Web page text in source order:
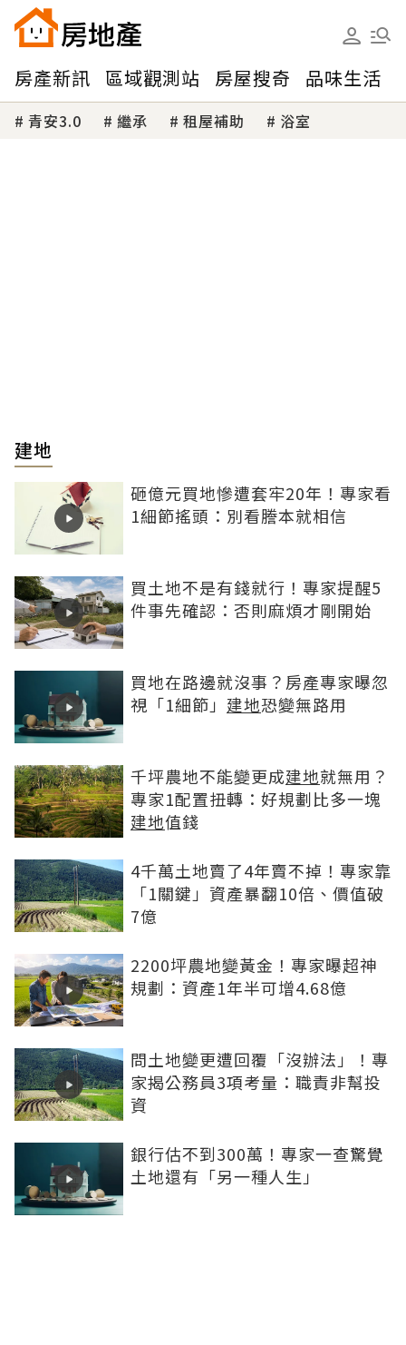
房產新訊 區域觀測站 房屋搜奇 品味生活
青安3.0 繼承 租屋補助 浴室
建地
砸億元買地慘遭套牢20年！專家看
1細節搖頭：別看謄本就相信
買土地不是有錢就行！專家提醒5
件事先確認：否則麻煩才剛開始
買地在路邊就沒事？房產專家曝忽
視「1細節」 建地恐變無路用
千坪農地不能變更成建地就無用？
專家1配置扭轉：好規劃比多一塊
建地值錢
4千萬土地賣了4年賣不掉！專家靠
「1關鍵」資產暴翻10倍、價值破
7億
2200坪農地變黃金！專家曝超神
規劃：資產1年半可增4.68億
問土地變更遭回覆「沒辦法」！專
家揭公務員3項考量：職責非幫投
資
銀行估不到300萬！專家一查驚覺
土地還有「另一種人生」